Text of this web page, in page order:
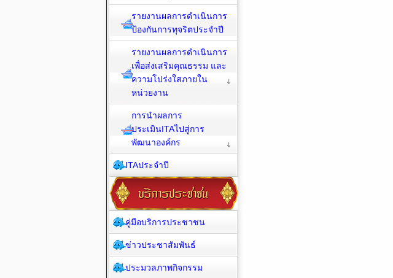
รายงานผลการดำเนินการ
ป้องกันการทุจริตประจำปี
รายงานผลการดำเนินการ
เพื่อส่งเสริมคุณธรรม และ
ความโปร่งใสภายใน
หน่วยงาน
การนำผลการ
ประเมินITAไปสู่การ
พัฒนาองค์กร
ITAประจำปี
คู่มือบริการประชาชน
ข่าวประชาสัมพันธ์
ประมวลภาพกิจกรรม